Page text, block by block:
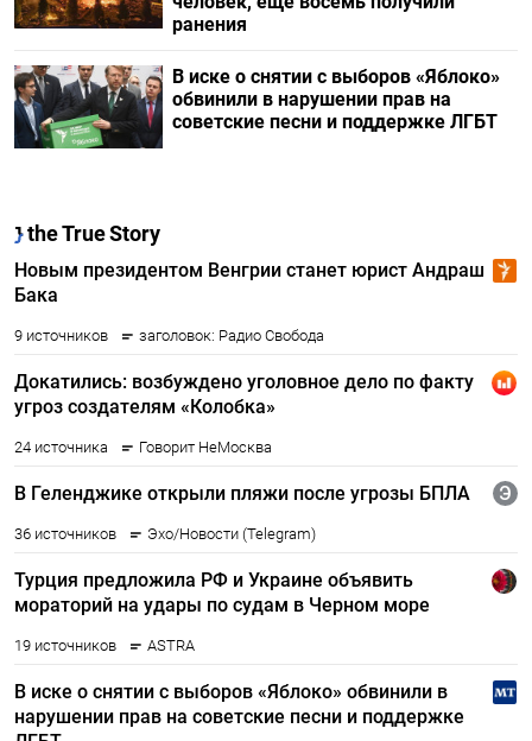
ранения
В иске о снятии с выборов «Яблоко»
обвинили в нарушении прав на
советские песни и поддержке ЛГБТ